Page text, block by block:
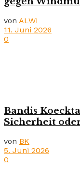
von ALWI
11. Juni 2026
0
Bandis
Sicherheit
von BK
5. Juni 2026
0